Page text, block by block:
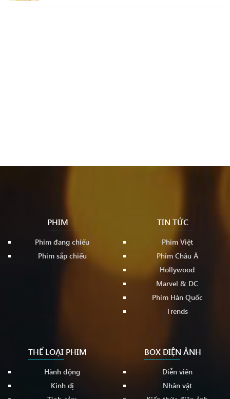
PHIM
Phim đang chiếu
Phim sắp chiếu
TIN TỨC
Phim Việt
Phim Châu Á
Hollywood
Marvel & DC
Phim Hàn Quốc
Trends
THỂ LOẠI PHIM
Hành động
Kinh dị
BOX ĐIỆN ẢNH
Diễn viên
Nhân vật